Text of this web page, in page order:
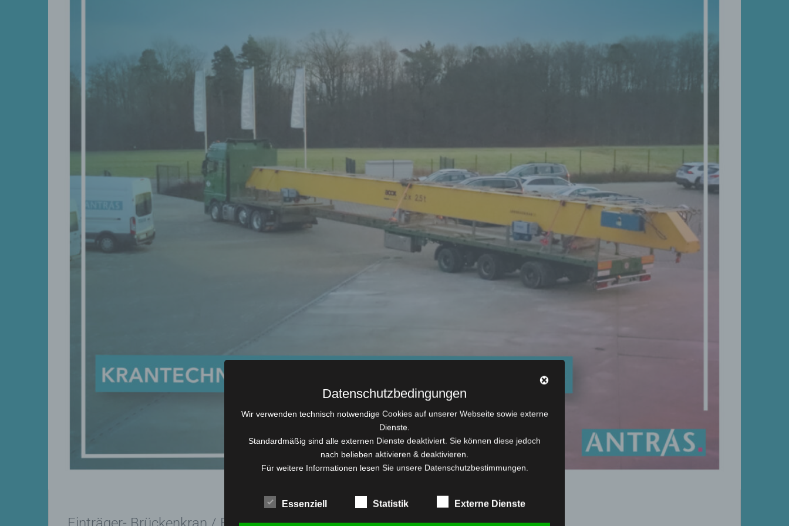
Datenschutzbedingungen
Wir verwenden technisch notwendige Cookies auf unserer Webseite sowie externe
Dienste.
Standardmäßig sind alle externen Dienste deaktiviert. Sie können diese jedoch
nach belieben aktivieren & deaktivieren.
Für weitere Informationen lesen Sie unsere Datenschutzbestimmungen.
Essenziell Statistik Externe Dienste